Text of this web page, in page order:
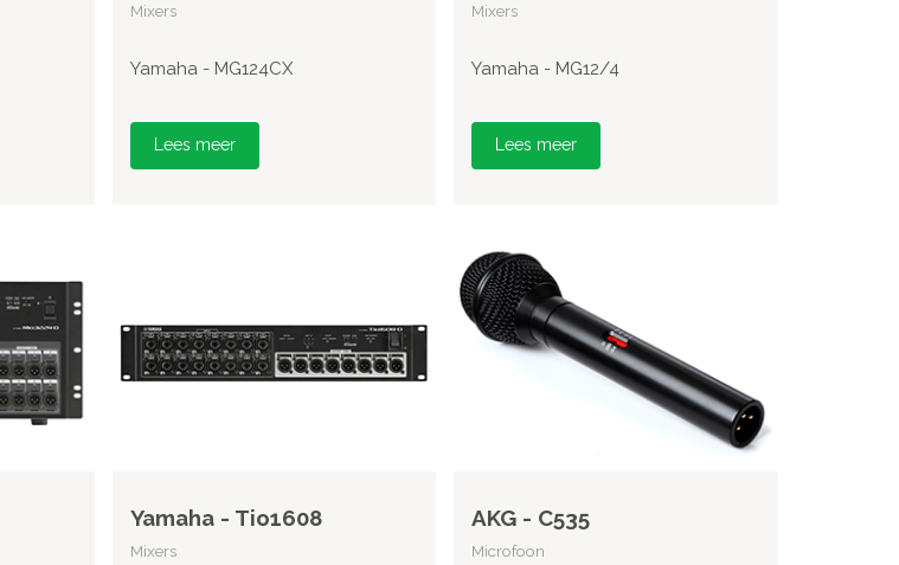
Mixers
Yamaha - MG124CX
Lees meer
Mixers
Yamaha - MG12/4
Lees meer
Yamaha - Tio1608
Mixers
AKG - C535
Microfoon